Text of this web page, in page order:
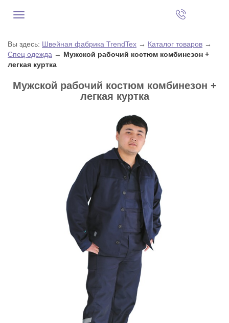
Вы здесь: Швейная фабрика TrendTex → Каталог товаров →
Спец одежда → Мужской рабочий костюм комбинезон +
легкая куртка
Мужской рабочий костюм комбинезон +
легкая куртка